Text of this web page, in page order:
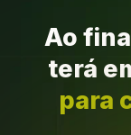
Ao
terá
para